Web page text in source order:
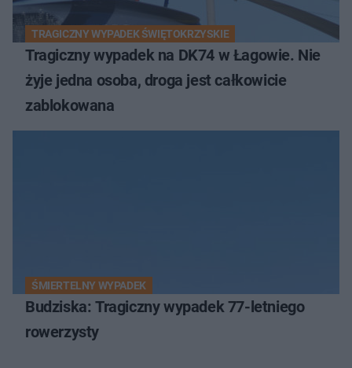
TRAGICZNY WYPADEK ŚWIĘTOKRZYSKIE
Tragiczny wypadek na DK74 w Łagowie. Nie
żyje jedna osoba, droga jest całkowicie
zablokowana
ŚMIERTELNY WYPADEK
Budziska: Tragiczny wypadek 77-letniego
rowerzysty